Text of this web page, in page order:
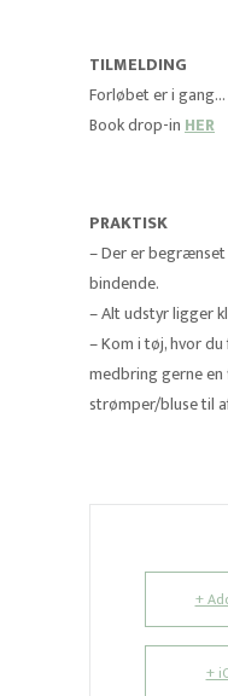
TILMELDING
Forløbet er i gang…
Book drop-inHER
PRAKTISK
– Der er
bindende.
– Alt udstyr ligger
– Kom i tøj, hvor
medbring gerne
strømper/bluse til
+
+